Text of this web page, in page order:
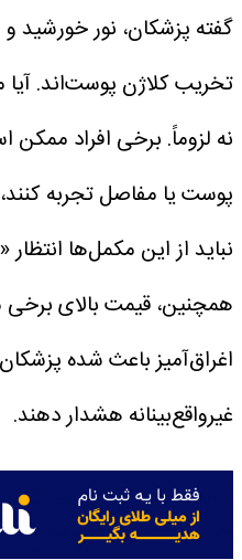
گفته پزشکان، نور خورشید
تخریب کلاژن پوست‌اند.
نه لزوماً. برخی افراد
پوست یا مفاصل تجربه
نباید از این مکمل‌ها
همچنین، قیمت بالای
اغراق‌آمیز باعث شده
غیرواقع‌بینانه هشدار دهند.